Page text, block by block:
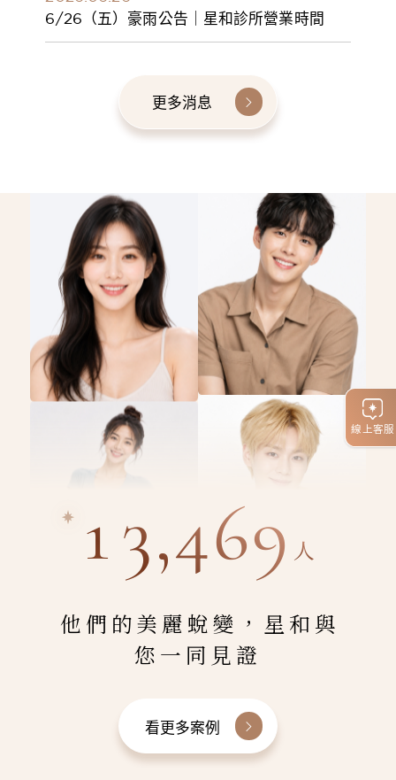
線上客服
6/26（五）豪雨公告｜星和診所營業時間
更多消息
13,469 人
他們的美麗蛻變，星和與
您一同見證
看更多案例